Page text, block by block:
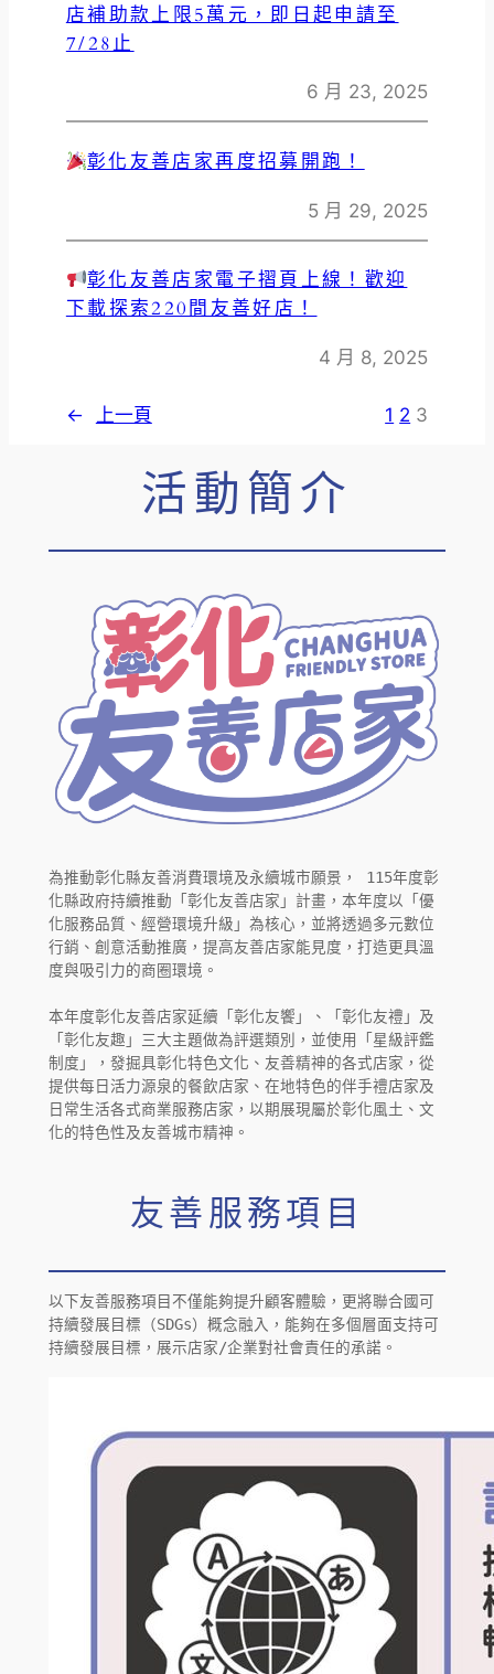
店補助款上限5萬元，即日起申請至
7/28止
6 月 23, 2025
彰化友善店家再度招募開跑！
5 月 29, 2025
彰化友善店家電子摺頁上線！歡迎
下載探索220間友善好店！
4 月 8, 2025
← 上一頁 1 2 3
活動簡介
為推動彰化縣友善消費環境及永續城市願景， 115年度彰
化縣政府持續推動「彰化友善店家」計畫，本年度以「優
化服務品質、經營環境升級」為核心，並將透過多元數位
行銷、創意活動推廣，提高友善店家能見度，打造更具溫
度與吸引力的商圈環境。
本年度彰化友善店家延續「彰化友饗」、「彰化友禮」及
「彰化友趣」三大主題做為評選類別，並使用「星級評鑑
制度」，發掘具彰化特色文化、友善精神的各式店家，從
提供每日活力源泉的餐飲店家、在地特色的伴手禮店家及
日常生活各式商業服務店家，以期展現屬於彰化風土、文
化的特色性及友善城市精神。
友善服務項目
以下友善服務項目不僅能夠提升顧客體驗，更將聯合國可
持續發展目標（SDGs）概念融入，能夠在多個層面支持可
持續發展目標，展示店家/企業對社會責任的承諾。